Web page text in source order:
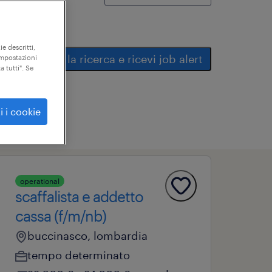
salva la ricerca e ricevi job alert
operational
scaffalista e addetto
cassa (f/m/nb)
buccinasco, lombardia
tempo determinato
descritti,
tutti". Se
i cookie